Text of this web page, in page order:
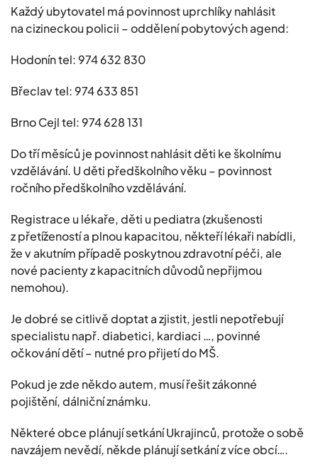
Každý ubytovatel má povinnost uprchlíky nahlásit
na cizineckou policii – oddělení pobytových agend:
Hodonín tel: 974 632 830
Břeclav tel: 974 633 851
Brno Cejl tel: 974 628 131
Do tří měsíců je povinnost nahlásit děti ke školnímu
vzdělávání. U děti předškolního věku – povinnost
ročního předškolního vzdělávání.
Registrace u lékaře, děti u pediatra (zkušenosti
z přetížeností a plnou kapacitou, někteří lékaři nabídli,
že v akutním případě poskytnou zdravotní péči, ale
nové pacienty z kapacitních důvodů nepřijmou
nemohou).
Je dobré se citlivě doptat a zjistit, jestli nepotřebují
specialistu např. diabetici, kardiaci …, povinné
očkování dětí – nutné pro přijetí do MŠ.
Pokud je zde někdo autem, musí řešit zákonné
pojištění, dálniční známku.
Některé obce plánují setkání Ukrajinců, protože o sobě
navzájem nevědí, někde plánují setkání z více obcí….